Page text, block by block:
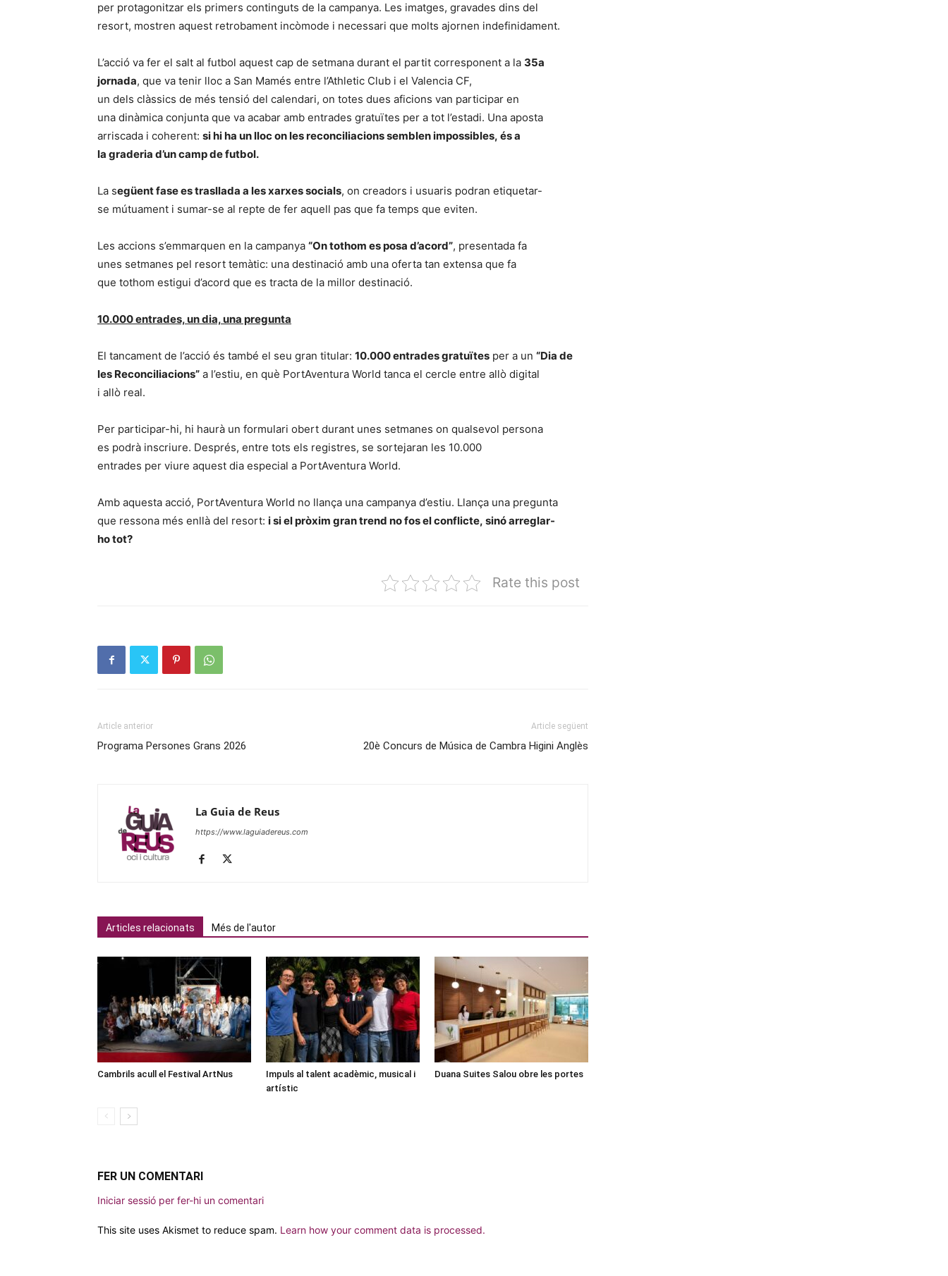
per protagonitzar els primers continguts de la campanya. Les imatges, gravades dins del
resort, mostren aquest retrobament incòmode i necessari que molts ajornen indefinidament.
L’acció va fer el salt al futbol aquest cap de setmana durant el partit corresponent a la 35a
jornada, que va tenir lloc a San Mamés entre l’Athletic Club i el Valencia CF,
un dels clàssics de més tensió del calendari, on totes dues aficions van participar en
una dinàmica conjunta que va acabar amb entrades gratuïtes per a tot l’estadi. Una aposta
arriscada i coherent: si hi ha un lloc on les reconciliacions semblen impossibles, és a
la graderia d’un camp de futbol.
La següent fase es trasllada a les xarxes socials, on creadors i usuaris podran etiquetar-
se mútuament i sumar-se al repte de fer aquell pas que fa temps que eviten.
Les accions s’emmarquen en la campanya “On tothom es posa d’acord”, presentada fa
unes setmanes pel resort temàtic: una destinació amb una oferta tan extensa que fa
que tothom estigui d’acord que es tracta de la millor destinació.
10.000 entrades, un dia, una pregunta
El tancament de l’acció és també el seu gran titular: 10.000 entrades gratuïtes per a un “Dia de
les Reconciliacions” a l’estiu, en què PortAventura World tanca el cercle entre allò digital
i allò real.
Per participar-hi, hi haurà un formulari obert durant unes setmanes on qualsevol persona
es podrà inscriure. Després, entre tots els registres, se sortejaran les 10.000
entrades per viure aquest dia especial a PortAventura World.
Amb aquesta acció, PortAventura World no llança una campanya d’estiu. Llança una pregunta
que ressona més enllà del resort: i si el pròxim gran trend no fos el conflicte, sinó arreglar-
ho tot?
Rate this post
Article anterior
Programa Persones Grans 2026
Article següent
20è Concurs de Música de Cambra Higini Anglès
La Guia de Reus
https://www.laguiadereus.com
Articles relacionats Més de l'autor
Cambrils acull el Festival ArtNus
Impuls al talent acadèmic, musical i
artístic
Duana Suites Salou obre les portes
FER UN COMENTARI
Iniciar sessió per fer-hi un comentari
This site uses Akismet to reduce spam. Learn how your comment data is processed.